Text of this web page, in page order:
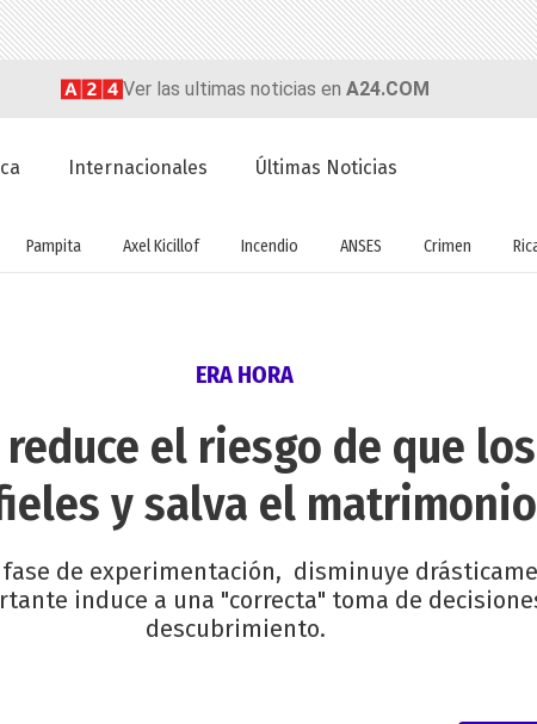
Ver las ultimas noticias en A24.COM
Internacionales Últimas Noticias
Pampita Axel Kicillof Incendio ANSES Crimen
ERA HORA
el riesgo de que
y salva el matrimonio
de experimentación, disminuye
induce a una "correcta" toma de
descubrimiento.